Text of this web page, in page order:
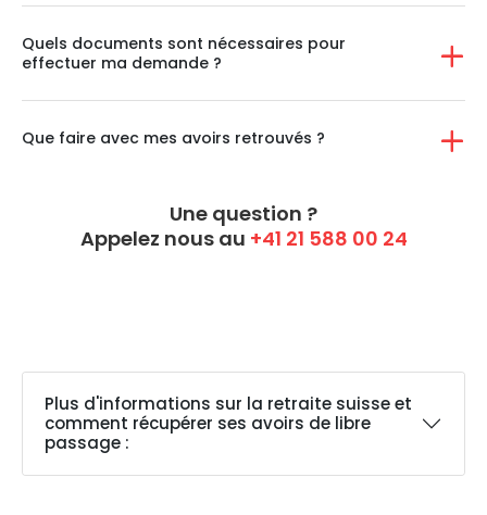
Quels documents sont nécessaires pour
effectuer ma demande ?
Que faire avec mes avoirs retrouvés ?
Une question ?
Appelez nous au +41 21 588 00 24
Plus d'informations sur la retraite suisse et
comment récupérer ses avoirs de libre
passage :